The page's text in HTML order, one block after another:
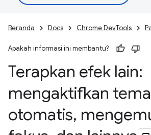
Beranda Docs Chrome DevTools
Apakah informasi ini membantu?
Terapkan efek lain:
mengaktifkan
otomatis,